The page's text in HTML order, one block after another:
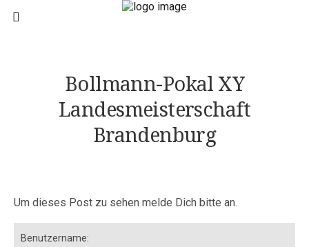
Bollmann-Pokal XY
Landesmeisterschaft
Brandenburg
Um dieses Post zu sehen melde Dich bitte an.
Benutzername: